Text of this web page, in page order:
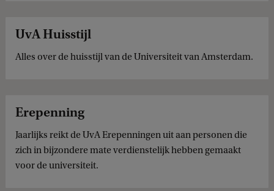
UvA Huisstijl
Alles over de huisstijl van de Universiteit van Amsterdam.
Erepenning
Jaarlijks reikt de UvA Erepenningen uit aan personen die
zich in bijzondere mate verdienstelijk hebben gemaakt
voor de universiteit.